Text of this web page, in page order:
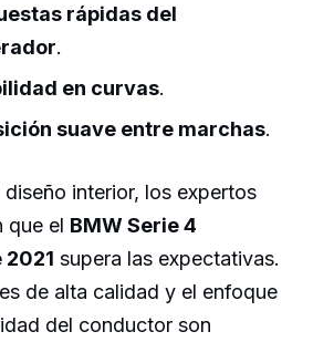
rápidas del
.
en curvas.
suave entre marchas.
diseño interior, los expertos
que el BMW Serie 4
supera las expectativas.
de alta calidad y el enfoque
del conductor son